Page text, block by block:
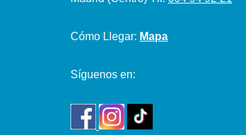
Cómo Llegar: Mapa
Síguenos en: